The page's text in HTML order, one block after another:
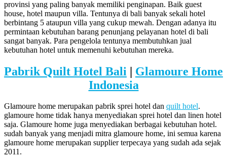
provinsi yang paling banyak memiliki penginapan. Baik guest
house, hotel maupun villa. Tentunya di bali banyak sekali hotel
berbintang 5 ataupun villa yang cukup mewah. Dengan adanya itu
permintaan kebutuhan barang penunjang pelayanan hotel di bali
sangat banyak. Para pengelola tentunya membutuhkan jual
kebutuhan hotel untuk memenuhi kebutuhan mereka.
Pabrik Quilt Hotel Bali | Glamoure Home
Indonesia
Glamoure home merupakan pabrik sprei hotel dan quilt hotel.
glamoure home tidak hanya menyediakan sprei hotel dan linen hotel
saja. Glamoure home juga menyediakan berbagai kebutuhan hotel.
sudah banyak yang menjadi mitra glamoure home, ini semua karena
glamoure home merupakan supplier terpecaya yang sudah ada sejak
2011.